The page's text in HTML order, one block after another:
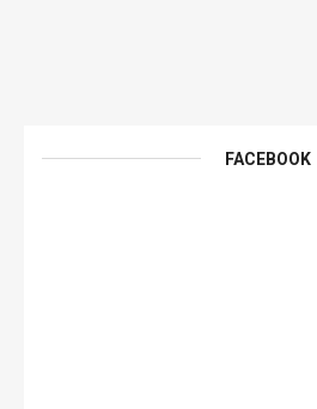
FACEBOOK